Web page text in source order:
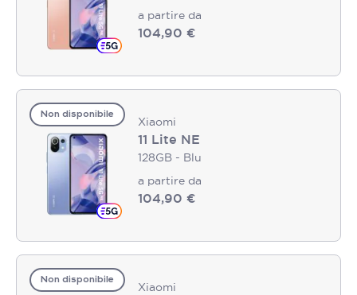
a partire da
104,90 €
Non disponibile Xiaomi
11 Lite NE
128GB - Blu
a partire da
104,90 €
Non disponibile Xiaomi